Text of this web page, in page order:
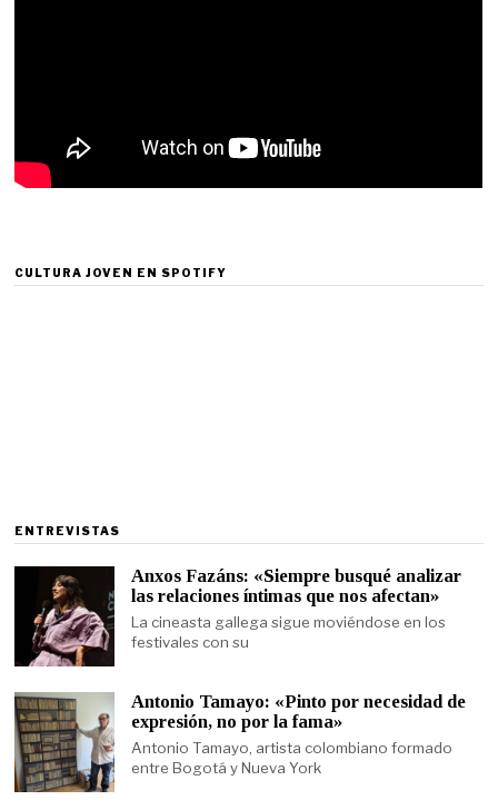
CULTURA JOVEN EN SPOTIFY
ENTREVISTAS
Anxos Fazáns: «Siempre busqué analizar
las relaciones íntimas que nos afectan»
La cineasta gallega sigue moviéndose en los
festivales con su
Antonio Tamayo: «Pinto por necesidad de
expresión, no por la fama»
Antonio Tamayo, artista colombiano formado
entre Bogotá y Nueva York